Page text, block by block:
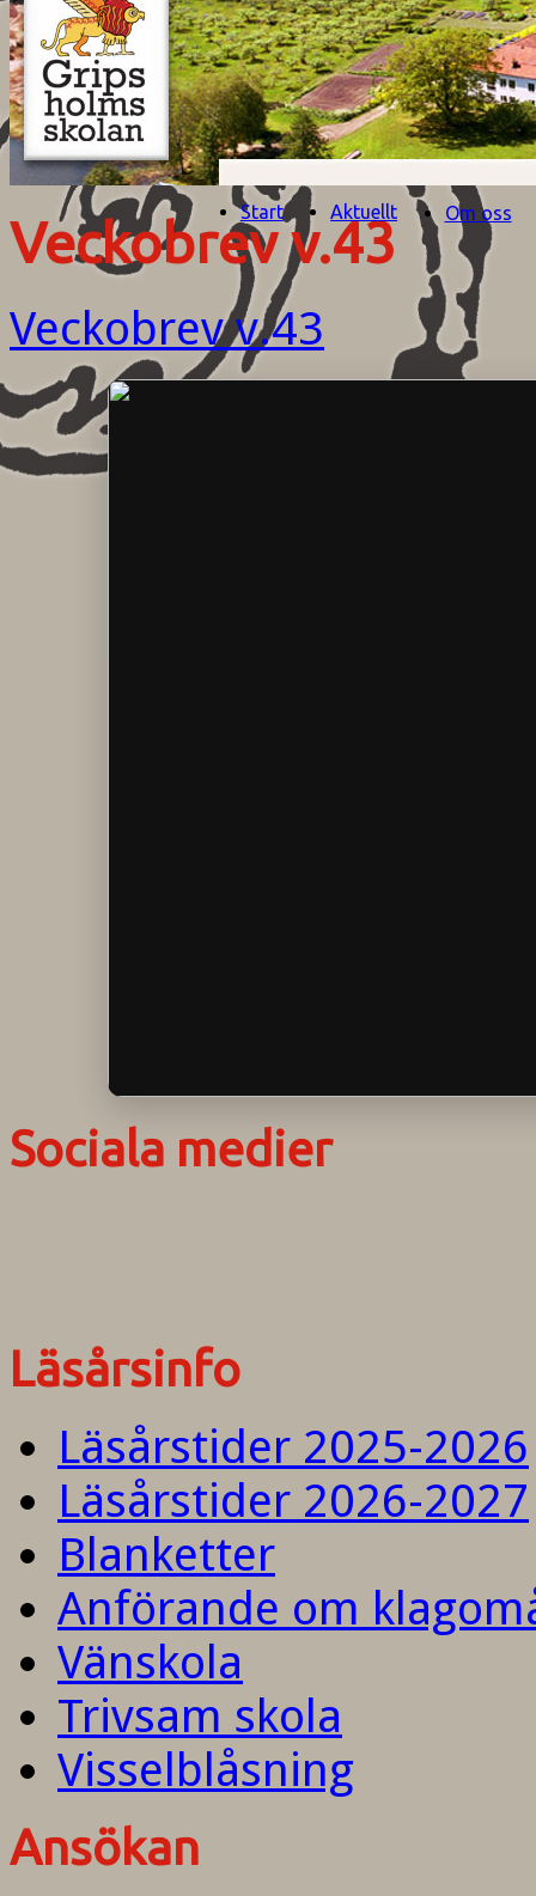
Start Aktuellt Om oss
Veckobrev v.43
Veckobrev v.43
Sociala medier
Läsårsinfo
Läsårstider 2025-2026
Läsårstider 2026-2027
Blanketter
Anförande om
Vänskola
Trivsam skola
Visselblåsning
Ansökan